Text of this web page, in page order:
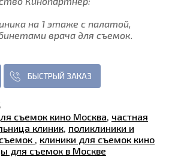
на 1 этаже с палатой,
врача для съемок.
БЫСТРЫЙ ЗАКАЗ
съемок кино Москва, частная
клиник, поликлиники и
, клиники для съемок кино
для съемок в Москве